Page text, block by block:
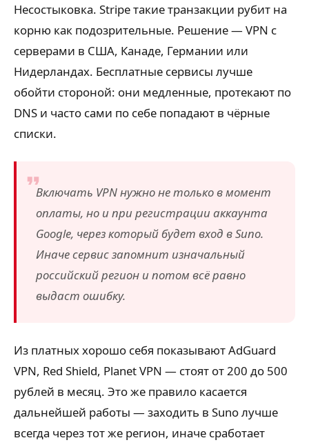
Несостыковка. Stripe такие транзакции рубит на
корню как подозрительные. Решение — VPN с
серверами в США, Канаде, Германии или
Нидерландах. Бесплатные сервисы лучше
обойти стороной: они медленные, протекают по
DNS и часто сами по себе попадают в чёрные
списки.
Включать VPN нужно не только в момент
оплаты, но и при регистрации аккаунта
Google, через который будет вход в Suno.
Иначе сервис запомнит изначальный
российский регион и потом всё равно
выдаст ошибку.
Из платных хорошо себя показывают AdGuard
VPN, Red Shield, Planet VPN — стоят от 200 до 500
рублей в месяц. Это же правило касается
дальнейшей работы — заходить в Suno лучше
всегда через тот же регион, иначе сработает